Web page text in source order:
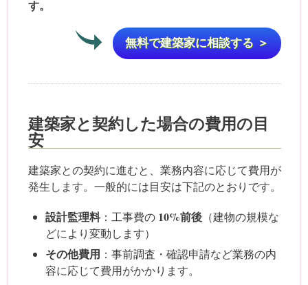
す。
無料で建築家に相談する ＞
建築家と契約した場合の費用の目
安
建築家との契約に進むと、業務内容に応じて費用が
発生します。一般的には目安は下記のとおりです。
設計監理料：工事費の 10%前後 （建物の規模な
どにより変動します）
その他費用 ：事前調査・確認申請など業務の内
容に応じて費用がかかります。